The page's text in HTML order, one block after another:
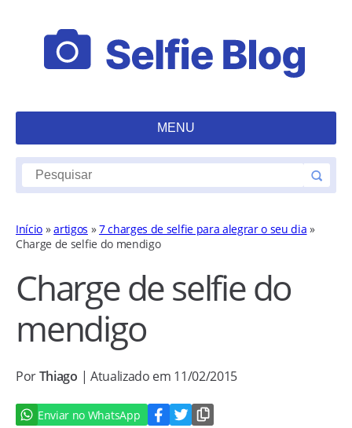
MENU
Início »artigos »7 charges de selfie para alegrar o seu dia »
Charge de selfie do mendigo
Charge de selfie do
mendigo
PorThiago | Atualizado em 11/02/2015
Enviar no WhatsApp